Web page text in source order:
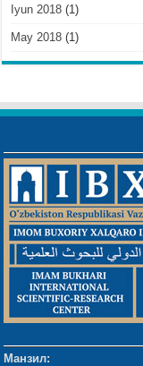
Iyun 2018 (1)
May 2018 (1)
Манзил: